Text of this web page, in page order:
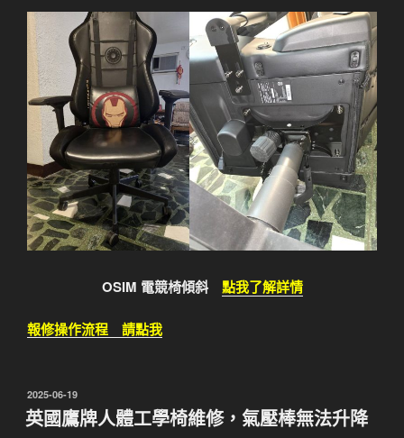
OSIM 電競椅傾斜 點我了解詳情
報修操作流程 請點我
發
佈
於
2025-06-19
英國鷹牌人體工學椅維修，氣壓棒無法升降